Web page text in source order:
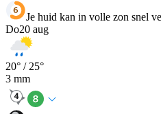
Je huid kan in volle zon snel
Do20 aug
20° / 25°
3 mm